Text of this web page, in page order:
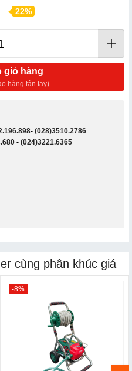
22%
giỏ hàng
hàng tận tay)
- (028)3510.2786
- (024)3221.6365
cùng phân khúc giá
-8%